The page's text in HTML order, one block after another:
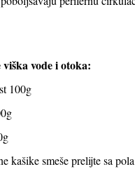
vode i otoka:
100g
kašike smeše prelijte sa